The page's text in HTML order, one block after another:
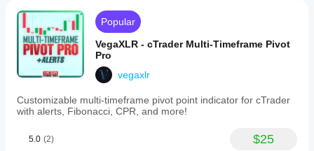
directly
on
the
chart.
This
tool
is
to
assist
in
Popular
VegaXLR - cTrader Multi-Timeframe Pivot
Pro
vegaxlr
Customizable multi-timeframe pivot point indicator for cTrader
with alerts, Fibonacci, CPR, and more!
5.0 (2) $25